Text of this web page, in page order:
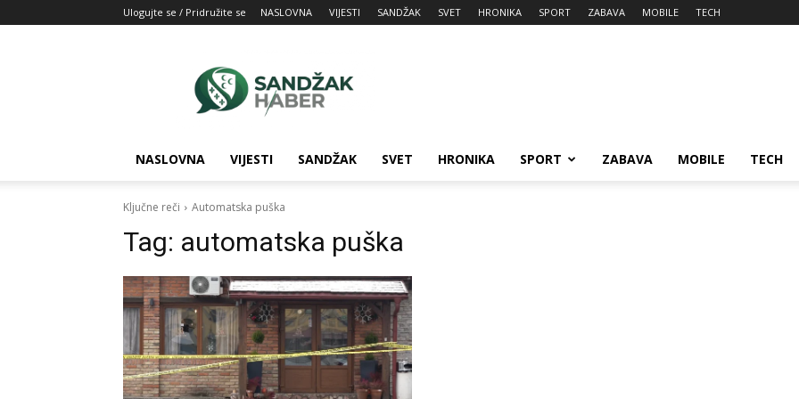
Ulogujte se / Pridružite se NASLOVNA VIJESTI SANDŽAK SVET HRONIKA SPORT ZABAVA MOBILE TECH
Vaš
izvor
NASLOVNA VIJESTI SANDŽAK SVET HRONIKA SPORT ZABAVA MOBILE TECH
Ključne reči Automatska puška
Tag: automatska puška